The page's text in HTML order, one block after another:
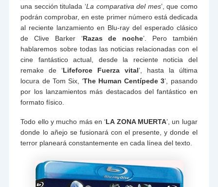
una sección titulada ‘La comparativa del mes’, que como
podrán comprobar, en este primer número está dedicada
al reciente lanzamiento en Blu-ray del esperado clásico
de Clive Barker ‘Razas de noche’. Pero también
hablaremos sobre todas las noticias relacionadas con el
cine fantástico actual, desde la reciente noticia del
remake de ‘Lifeforce Fuerza vital’, hasta la última
locura de Tom Six, ‘The Human Centípede 3’, pasando
por los lanzamientos más destacados del fantástico en
formato físico.
Todo ello y mucho más en ‘LA ZONA MUERTA’, un lugar
donde lo añejo se fusionará con el presente, y donde el
terror planeará constantemente en cada línea del texto.